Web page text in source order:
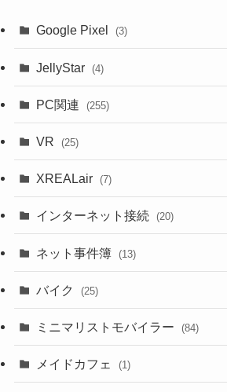
Google Pixel (3)
JellyStar (4)
PC関連 (255)
(9)
(1)
(18)
(2)
VR (25)
(18)
(13)
XREALair (7)
インターネット接続 (20)
ネット事件簿 (13)
バイク (25)
(8)
(23)
ミニマリストモバイラー (84)
メイドカフェ (1)